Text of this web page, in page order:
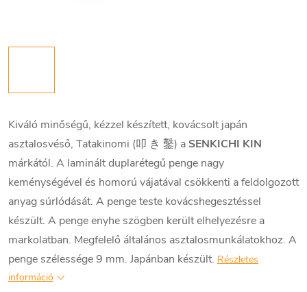
Kiváló minőségű, kézzel készített, kovácsolt japán
asztalosvéső, Tatakinomi (叩 き 鑿) a SENKICHI KIN
márkától. A laminált duplarétegű penge nagy
keménységével és homorú vájatával csökkenti a feldolgozott
anyag súrlódását. A penge teste kovácshegesztéssel
készült. A penge enyhe szögben került elhelyezésre a
markolatban. Megfelelő általános asztalosmunkálatokhoz. A
penge szélessége 9 mm. Japánban készült. Részletes
információ